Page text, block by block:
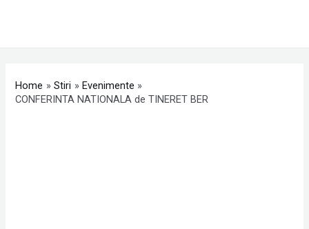
Home Stiri
Evenimente
CONFERINTA NATIONALA de TINERET BER